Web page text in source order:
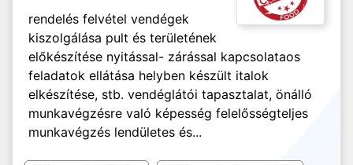
rendelés felvétel vendégek
kiszolgálása pult és területének
előkészítése nyitással- zárással kapcsolataos
feladatok ellátása helyben készült italok
elkészítése, stb. vendéglátói tapasztalat, önálló
munkavégzésre való képesség felelősségteljes
munkavégzés lendületes és...